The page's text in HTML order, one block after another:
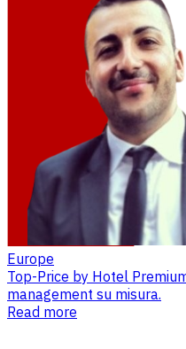
Europe
Top-Price by Hotel
management su misura.
Read more